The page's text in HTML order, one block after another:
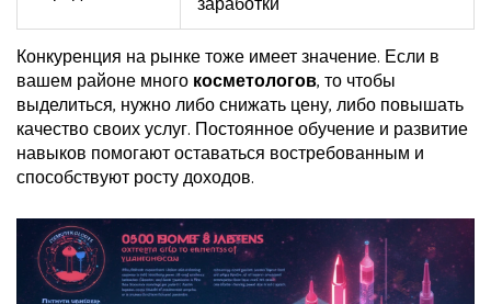
Конкуренция на рынке тоже имеет значение. Если в
вашем районе многокосметологов, то чтобы
выделиться, нужно либо снижать цену, либо повышать
качество своих услуг. Постоянное обучение и развитие
навыков помогают оставаться востребованным и
способствуют росту доходов.